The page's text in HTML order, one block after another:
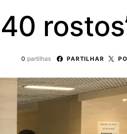
0 partilhas PARTILHAR